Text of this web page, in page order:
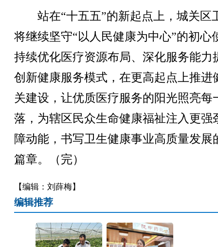
站在“十五五”的新起点上，城关区
将继续坚守“以人民健康为中心”的初心
持续优化医疗资源布局、深化服务能力
创新健康服务模式，在更高起点上推进
关建设，让优质医疗服务的阳光照亮每
落，为辖区民众生命健康福祉注入更强
障动能，书写卫生健康事业高质量发展
篇章。（完）
【编辑：刘薛梅】
编辑推荐